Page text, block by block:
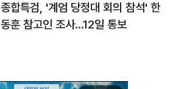
종합특검, '계엄 당정대 회의 참석' 한
동훈 참고인 조사...12일 통보